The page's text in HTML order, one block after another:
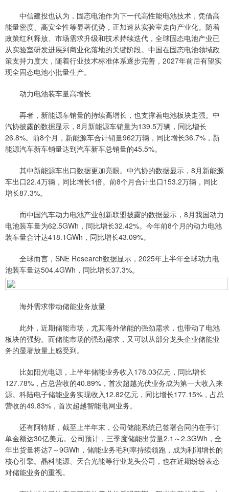
中信建投也认为，固态电池作为下一代高性能电池技术，凭借高
能量密度、高安全性等显著优势，正加速从实验室走向产业化。随着
政策红利释放、市场需求升级和技术持续迭代，全球固态电池产业已
从实验室研发进展到商业化落地的关键阶段。中国在固态电池领域政
策支持力度大，随着行业技术标准体系逐步完善，2027年前后有望实
现全固态电池小批量生产。
动力电池装车量高增长
再者，新能源车销量的持续高增长，也支撑着电池板块走强。中
汽协披露的数据显示，8月新能源车销量为139.5万辆，同比增长
26.8%。前8个月，新能源车合计销量962万辆，同比增长36.7%，新
能源汽车新车销量达到汽车新车总销量的45.5%。
其中新能源车出口数据更加亮眼。中汽协的数据显示，8月新能源
车出口22.4万辆，同比增长1倍。前8个月合计出口153.2万辆，同比
增长87.3%。
而中国汽车动力电池产业创新联盟披露的数据显示，8月我国动力
电池装车量为62.5GWh，同比增长32.42%。今年前8个月的动力电池
装车量合计达418.1GWh，同比增长43.09%。
全球而言，SNE Research数据显示，2025年上半年全球动力电
池装车量达504.4GWh，同比增长37.3%。
海外需求带动储能业务放量
此外，近期储能市场，尤其海外储能的强劲需求，也带动了电池
板块的强势。而储能市场的强劲需求，又可以从部分龙头企业储能业
务的显著放量上感受到。
比如阳光电源，上半年储能业务收入178.03亿元，同比增长
127.78%，占总营收的40.89%，首次超越光伏业务成为第一大收入来
源。科陆电子储能业务实现收入12.82亿元，同比增长177.15%，占总
营收的49.83%，首次超越智能电网业务。
还有阿特斯，截至上半年末，公司储能系统已签署合同的在手订
单金额达30亿美元。公司预计，三季度储能出货量2.1～2.3GWh，全
年出货量将达7～9GWh，储能业务毛利率持续领跑，成为利润增长的
核心引擎。晶科能源、天合光能等行业龙头公司，也在近期纷纷表态
对储能业务的重视。